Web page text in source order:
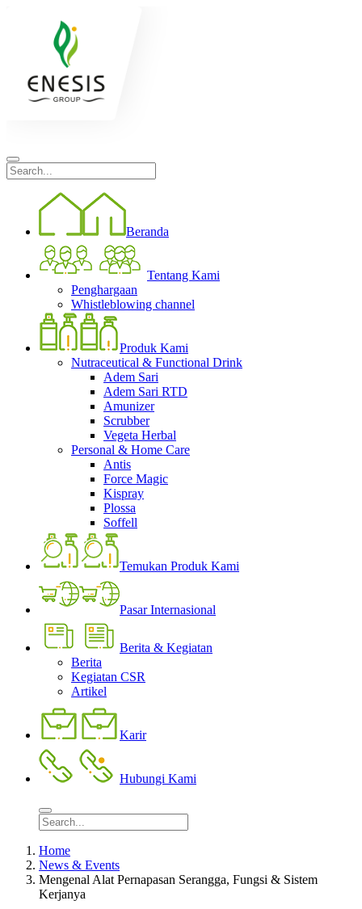
Beranda
Tentang Kami
Penghargaan
Whistleblowing channel
Produk Kami
Nutraceutical & Functional Drink
Adem Sari
Adem Sari RTD
Amunizer
Scrubber
Vegeta Herbal
Personal & Home Care
Antis
Force Magic
Kispray
Plossa
Soffell
Temukan Produk Kami
Pasar Internasional
Berita & Kegiatan
Berita
Kegiatan CSR
Artikel
Karir
Hubungi Kami
Home
News & Events
Mengenal Alat Pernapasan Serangga, Fungsi & Sistem
Kerjanya